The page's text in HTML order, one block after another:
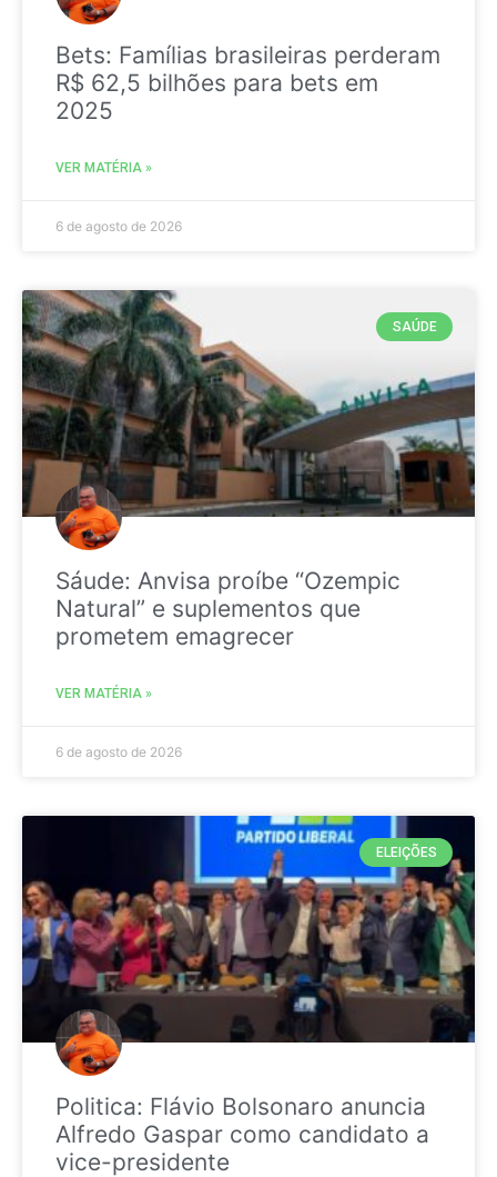
Bets: Famílias brasileiras perderam
R$ 62,5 bilhões para bets em
2025
VER MATÉRIA »
6 de agosto de 2026
SAÚDE
Sáude: Anvisa proíbe “Ozempic
Natural” e suplementos que
prometem emagrecer
VER MATÉRIA »
6 de agosto de 2026
ELEIÇÕES
Politica: Flávio Bolsonaro anuncia
Alfredo Gaspar como candidato a
vice-presidente